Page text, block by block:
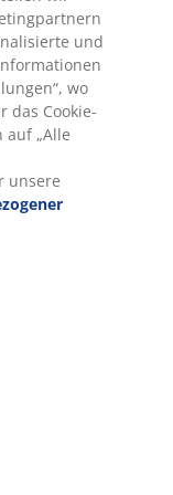
und
wo
das Cookie-
auf „Alle
unsere